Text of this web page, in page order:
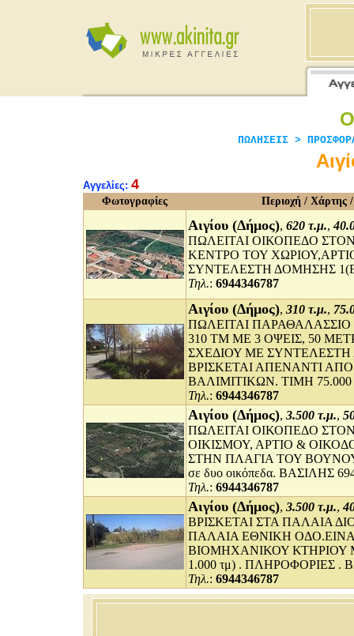
ΠΩΛΗΣΕΙΣ >
Αγγελίες: 4
Φωτογραφίες Περιοχή / Χάρτης
Αιγίου (Δήμος), 620 τ.μ.,
ΠΩΛΕΙΤΑΙ ΟΙΚΟΠΕΔΟ ΣΤΟΝ
ΚΕΝΤΡΟ ΤΟΥ
ΣΥΝΤΕΛΕΣΤΗ ΔΟΜΗΣΗΣ
Τηλ.: 6944346787
Αιγίου (Δήμος), 310 τ.μ.,
ΠΩΛΕΙΤΑΙ ΠΑΡΑΘΑΛΑΣΣΙΟ
310 ΤΜ ΜΕ 3 ΟΨΕΙΣ, 50
ΣΧΕΔΙΟΥ ΜΕ
ΒΡΙΣΚΕΤΑΙ ΑΠΕΝΑΝΤΙ
ΒΑΛΙΜΙΤΙΚΩΝ. ΤΙΜΗ 75.000
Τηλ.: 6944346787
Αιγίου (Δήμος), 3.500 τ.μ.,
ΠΩΛΕΙΤΑΙ ΟΙΚΟΠΕΔΟ
ΟΙΚΙΣΜΟΥ, ΑΡΤΙΟ &
ΣΤΗΝ ΠΛΑΓΙΑ ΤΟΥ ΒΟΥΝΟΥ.
σε δυο οικόπεδα. ΒΑΣΙΛΗΣ
Τηλ.: 6944346787
Αιγίου (Δήμος), 3.500 τ.μ.,
ΒΡΙΣΚΕΤΑΙ ΣΤΑ ΠΑΛΑΙΑ
ΠΑΛΑΙΑ ΕΘΝΙΚΗ
ΒΙΟΜΗΧΑΝΙΚΟΥ ΚΤΗΡΙΟΥ
1.000 τμ) . ΠΛΗΡΟΦΟΡΙΕΣ .
Τηλ.: 6944346787